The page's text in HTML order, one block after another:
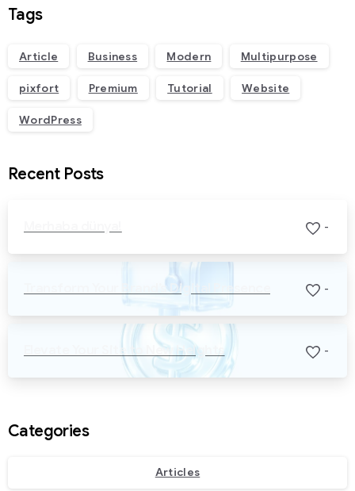
Tags
Article Business Modern Multipurpose
pixfort Premium Tutorial Website
WordPress
Recent Posts
-
Transform Your Brand’s Digital Presence -
Elevate Your Site to New Heights -
Categories
Articles